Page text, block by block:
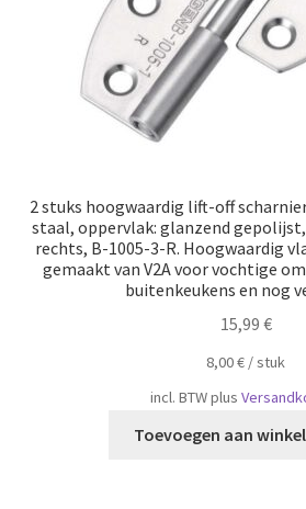
2 stuks hoogwaardig lift-off
staal, oppervlak: glanzend gepolijst,
rechts, B-1005-3-R. Hoogwaardig
gemaakt van V2A voor vochtige
buitenkeukens en nog
15,99 €
8,00€ /​​stuk
incl. BTWplus
Toevoegen aan